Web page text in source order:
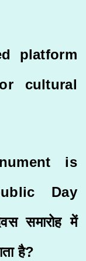
platform
cultural
is
Day
समारोह में
है?